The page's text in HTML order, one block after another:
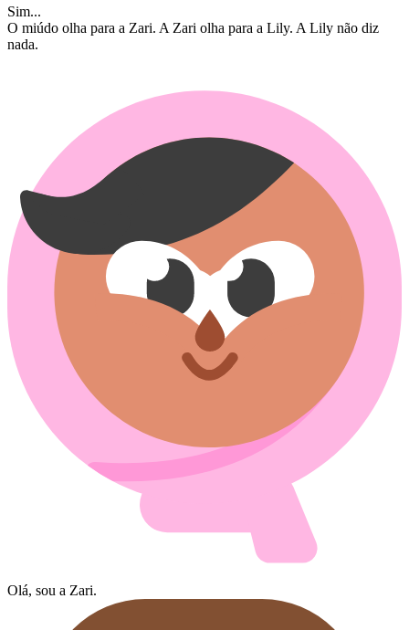
Sim...
O miúdo olha para a Zari. A Zari olha para a Lily. A Lily não diz
nada.
Olá, sou a Zari.